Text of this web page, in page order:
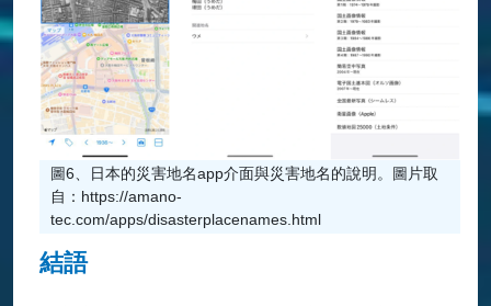
圖6、日本的災害地名app介面與災害地名的說明。圖片取
自：https://amano-
tec.com/apps/disasterplacenames.html
結語